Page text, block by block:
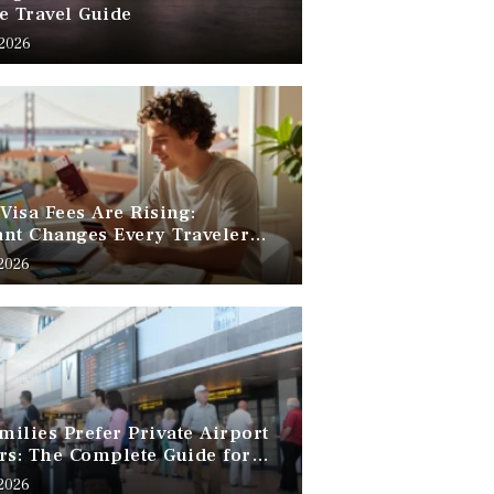
Travel Guide
Fees Are Rising:
Changes Every Traveler
Prefer Private Airport
The Complete Guide for
Family Travel